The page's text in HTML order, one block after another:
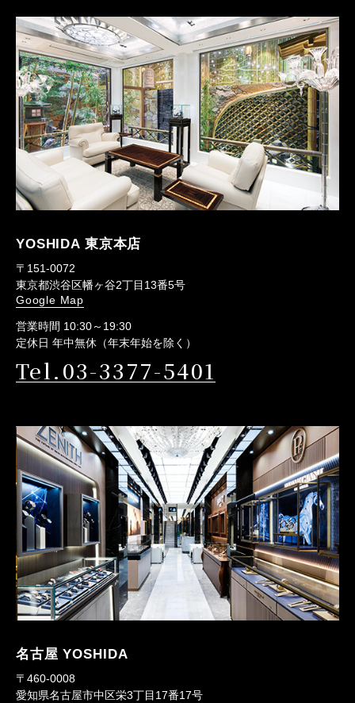
YOSHIDA 東京本店
〒151-0072
東京都渋谷区幡ヶ谷2丁目13番5号
Google Map
営業時間 10:30～19:30
定休日 年中無休（年末年始を除く）
Tel.03-3377-5401
名古屋 YOSHIDA
〒460-0008
愛知県名古屋市中区栄3丁目17番17号